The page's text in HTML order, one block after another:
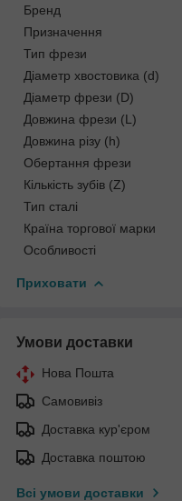
Бренд
Призначення
Тип фрези
Діаметр хвостовика (d)
Діаметр фрези (D)
Довжина фрези (L)
Довжина різу (h)
Обертання фрези
Кількість зубів (Z)
Тип сталі
Країна торгової марки
Особливості
Приховати
Умови доставки
Нова Пошта
Самовивіз
Доставка кур'єром
Доставка поштою
Всі умови доставки